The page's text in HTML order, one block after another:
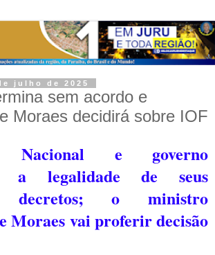
julho de 2025
sem acordo e
Moraes decidirá sobre IOF
Nacional e governo
a legalidade de seus
decretos; o ministro
Moraes vai proferir decisão